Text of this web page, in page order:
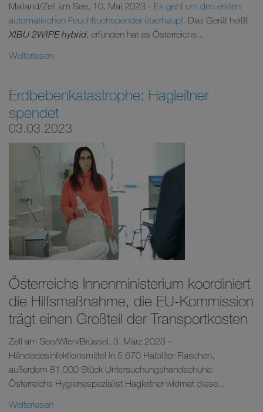
Mailand/Zell am See, 10. Mai 2023 - Es geht um den ersten
automatischen Feuchttuchspender überhaupt. Das Gerät heißt
XIBU 2WIPE hybrid, erfunden hat es Österreichs...
Weiterlesen
Erdbebenkatastrophe: Hagleitner
spendet
03.03.2023
Österreichs Innenministerium koordiniert
die Hilfsmaßnahme, die EU-Kommission
trägt einen Großteil der Transportkosten
Zell am See/Wien/Brüssel, 3. März 2023 –
Händedesinfektionsmittel in 5.670 Halbliter-Flaschen,
außerdem 81.000 Stück Untersuchungshandschuhe:
Österreichs Hygienespezialist Hagleitner widmet diese...
Weiterlesen